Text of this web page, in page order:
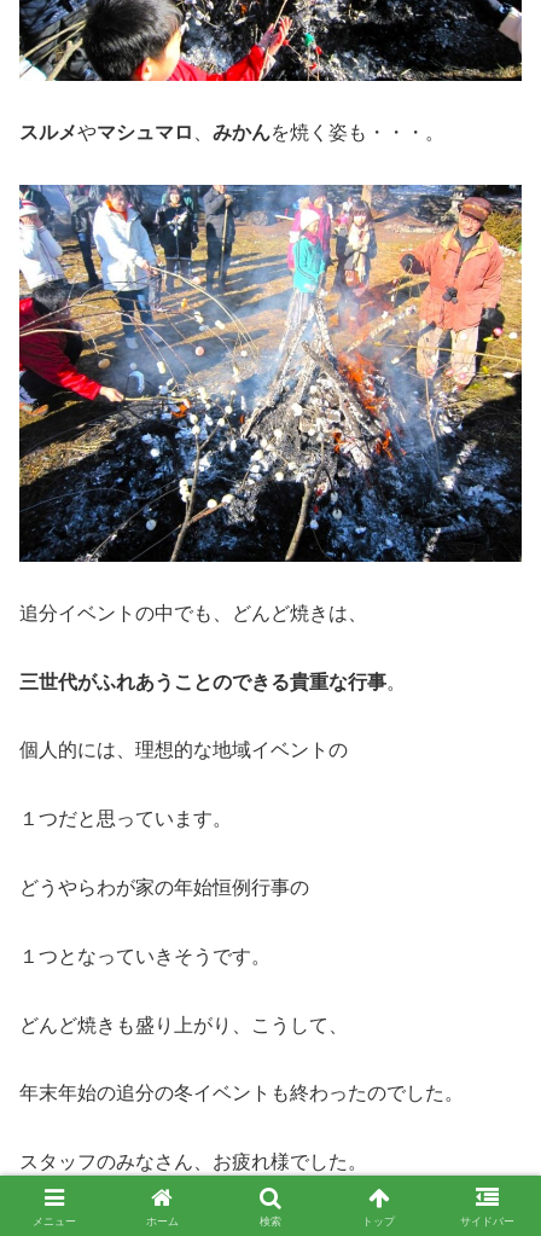
スルメやマシュマロ みかんを焼く姿も・・・。
追分イベントの中でも、どんど焼きは、
三世代がふれあうことのできる貴重な行事。
個人的には、理想的な地域イベントの
１つだと思っています。
どうやらわが家の年始恒例行事の
１つとなっていきそうです。
どんど焼きも盛り上がり、こうして、
年末年始の追分の冬イベントも終わったのでした。
スタッフのみなさん、お疲れ様でした。
ありがとうございました。
メニュー ホーム 検索 トップ サイドバー